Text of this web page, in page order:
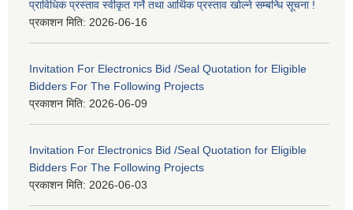
प्राविधिक प्रस्ताव स्वीकृत गर्ने तथा आर्थिक प्रस्ताव खोल्ने सम्बन्धि सूचना !
प्रकाशन मिति: 2026-06-16
Invitation For Electronics Bid /Seal Quotation for Eligible
Bidders For The Following Projects
प्रकाशन मिति: 2026-06-09
Invitation For Electronics Bid /Seal Quotation for Eligible
Bidders For The Following Projects
प्रकाशन मिति: 2026-06-03